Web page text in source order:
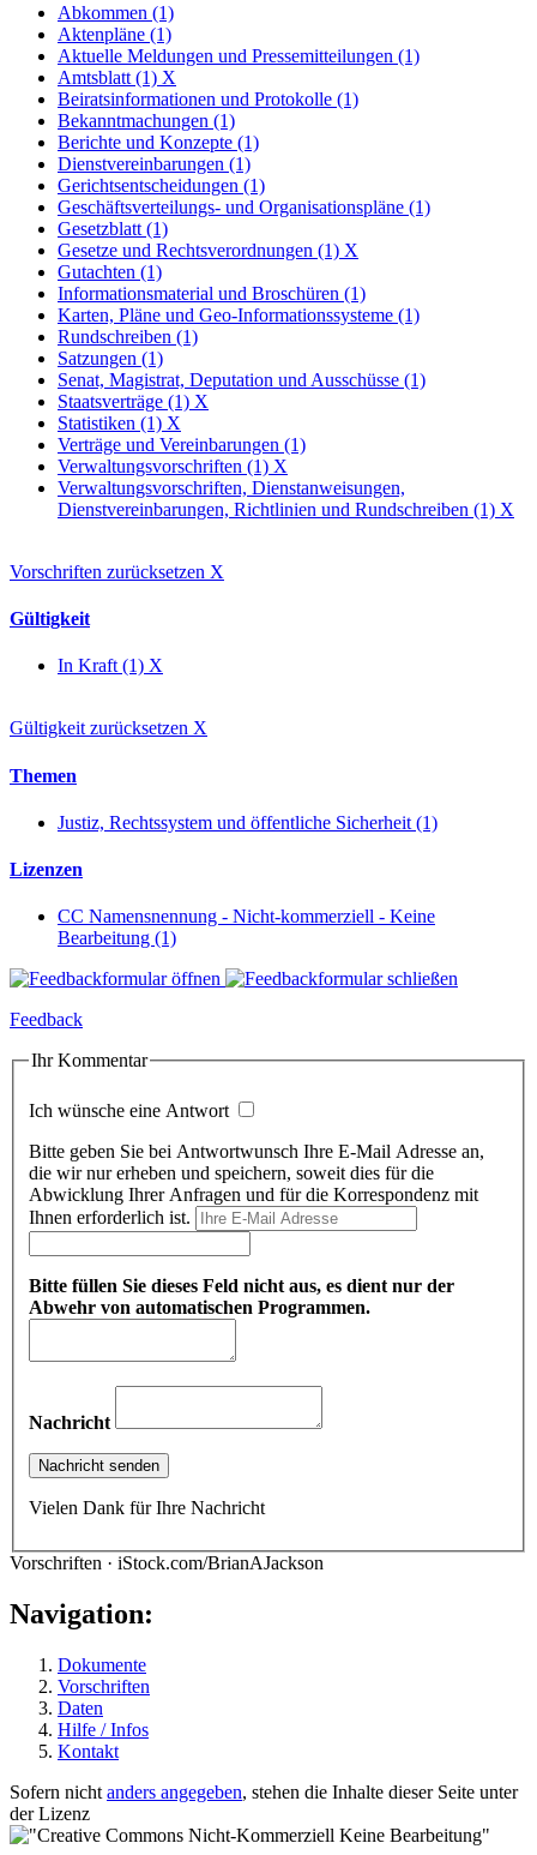
Abkommen (1)
Aktenpläne (1)
Aktuelle Meldungen und Pressemitteilungen (1)
Amtsblatt (1) X
Beiratsinformationen und Protokolle (1)
Bekanntmachungen (1)
Berichte und Konzepte (1)
Dienstvereinbarungen (1)
Gerichtsentscheidungen (1)
Geschäftsverteilungs- und Organisationspläne (1)
Gesetzblatt (1)
Gesetze und Rechtsverordnungen (1) X
Gutachten (1)
Informationsmaterial und Broschüren (1)
Karten, Pläne und Geo-Informationssysteme (1)
Rundschreiben (1)
Satzungen (1)
Senat, Magistrat, Deputation und Ausschüsse (1)
Staatsverträge (1) X
Statistiken (1) X
Verträge und Vereinbarungen (1)
Verwaltungsvorschriften (1) X
Verwaltungsvorschriften, Dienstanweisungen,
Dienstvereinbarungen, Richtlinien und Rundschreiben (1) X
Vorschriften zurücksetzen X
Gültigkeit
In Kraft (1) X
Gültigkeit zurücksetzen X
Themen
Justiz, Rechtssystem und öffentliche Sicherheit (1)
Lizenzen
CC Namensnennung - Nicht-kommerziell - Keine
Bearbeitung (1)
Feedback
Ihr Kommentar
Ich wünsche eine Antwort
Bitte geben Sie bei Antwortwunsch Ihre E-Mail Adresse an,
die wir nur erheben und speichern, soweit dies für die
Abwicklung Ihrer Anfragen und für die Korrespondenz mit
Ihnen erforderlich ist.
Bitte füllen Sie dieses Feld nicht aus, es dient nur der
Abwehr von automatischen Programmen.
Nachricht
Vielen Dank für Ihre Nachricht
Vorschriften · iStock.com/BrianAJackson
Navigation:
Dokumente
Vorschriften
Daten
Hilfe / Infos
Kontakt
Sofern nicht anders angegeben, stehen die Inhalte dieser Seite unter
der Lizenz